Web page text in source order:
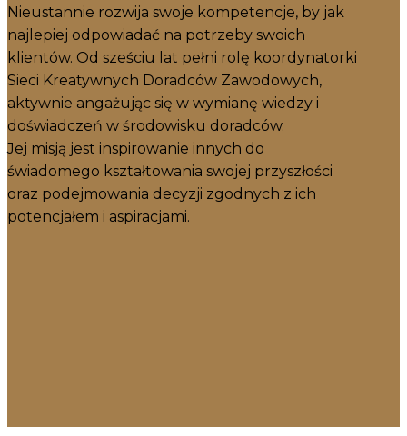
Nieustannie rozwija swoje kompetencje, by jak
najlepiej odpowiadać na potrzeby swoich
klientów. Od sześciu lat pełni rolę koordynatorki
Sieci Kreatywnych Doradców Zawodowych,
aktywnie angażując się w wymianę wiedzy i
doświadczeń w środowisku doradców.
Jej misją jest inspirowanie innych do
świadomego kształtowania swojej przyszłości
oraz podejmowania decyzji zgodnych z ich
potencjałem i aspiracjami.